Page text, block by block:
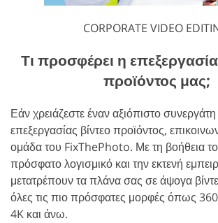
CORPORATE VIDEO
Τι προσφέρει η
προϊόντος μας;
Εάν χρειάζεστε έναν αξιόπιστο
επεξεργασίας βίντεο προϊόντος,
ομάδα του FixThePhoto. Με τη βοήθεια
πρόσφατο λογισμικό και την εκτενή
μετατρέπουν τα πλάνα σας σε άψογα
όλες τις πιο πρόσφατες μορφές όπως
4K και άνω.